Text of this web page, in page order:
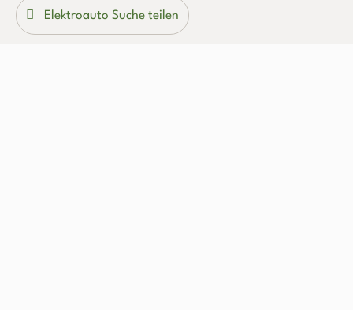
Elektroauto Suche teilen